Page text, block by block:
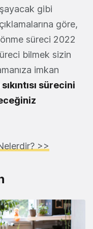
gibi
göre,
süreci 2022
bilmek sizin
imkan
sürecini
>>